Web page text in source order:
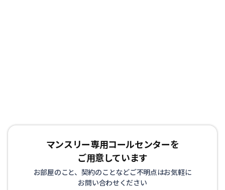
マンスリー専用コールセンターを
ご用意しています
お部屋のこと、契約のことなどご不明点はお気軽に
お問い合わせください